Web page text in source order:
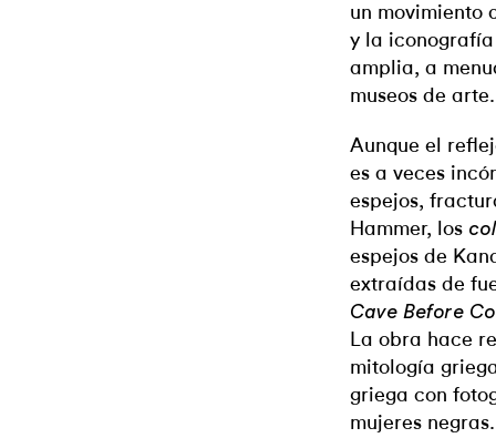
un movimiento
y la
amplia, a
museos de arte.
Aunque el
es a veces
espejos,
Hammer, los
espejos de
extraídas de
Cave Before
La obra hace
mitología
griega con
mujeres